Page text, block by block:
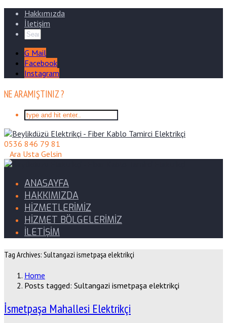
Hakkımızda
İletişim
G Mail
Facebook
Instagram
NE ARAMIŞTINIZ ?
0536 846 79 81
Ara Usta Gelsin
ANASAYFA
HAKKIMIZDA
HİZMETLERİMİZ
HİZMET BÖLGELERİMİZ
İLETİŞİM
Tag Archives: Sultangazi ismetpaşa elektrikçi
Home
Posts tagged: Sultangazi ismetpaşa elektrikçi
İsmetpaşa Mahallesi Elektrikçi